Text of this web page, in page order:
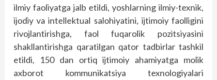
ilmiy faoliyatga jalb etildi, yoshlarning ilmiy-texnik,
ijodiy va intellektual salohiyatini, ijtimoiy faolligini
rivojlantirishga, faol fuqarolik pozitsiyasini
shakllantirishga qaratilgan qator tadbirlar tashkil
etildi, 150 dan ortiq ijtimoiy ahamiyatga molik
axborot kommunikatsiya texnologiyalari